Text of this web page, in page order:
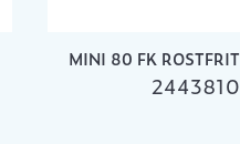
MINI 80 FK
2443810